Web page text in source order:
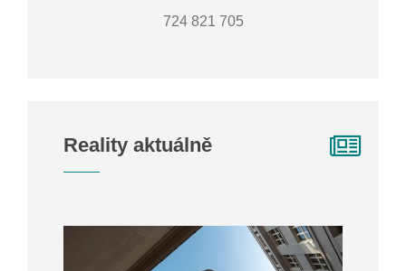
724 821 705
Reality aktuálně